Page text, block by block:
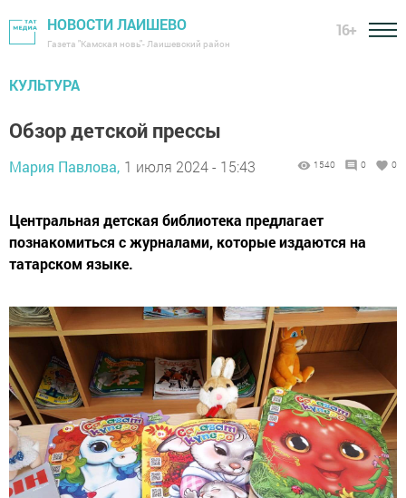
НОВОСТИ ЛАИШЕВО
Газета "Камская новь"- Лаишевский район
16+
КУЛЬТУРА
Обзор детской прессы
Мария Павлова, 1 июля 2024 - 15:43 1540 0 0
Центральная детская библиотека предлагает
познакомиться с журналами, которые издаются на
татарском языке.